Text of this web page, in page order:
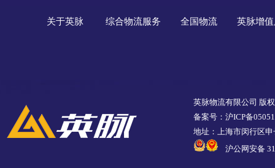
关于英脉 综合物流服务 全国物流 英脉增
英脉物流有限公司 版
备案号：沪ICP备
地址：上海市闵行区
沪公网安备